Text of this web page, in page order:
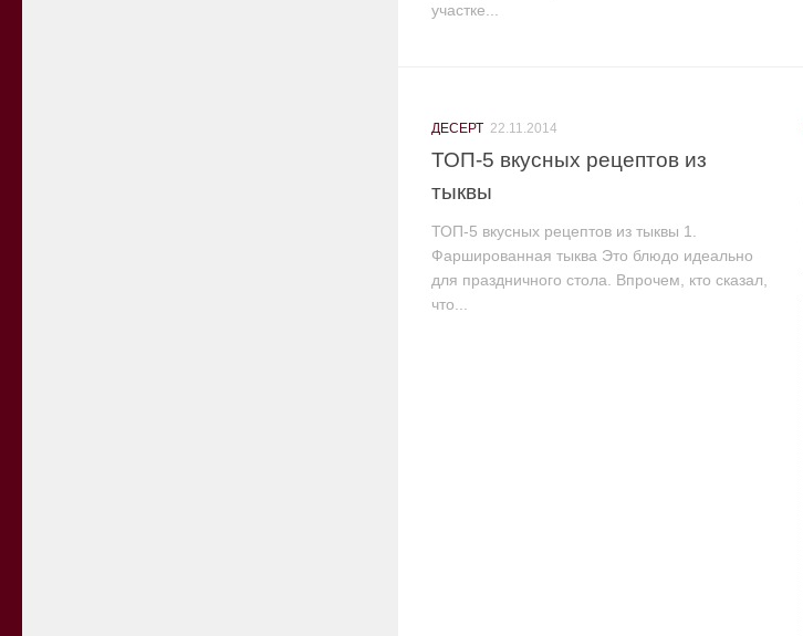
участке...
ДЕСЕРТ 22.11.2014
ТОП-5 вкусных рецептов из
тыквы
ТОП-5 вкусных рецептов из тыквы 1.
Фаршированная тыква Это блюдо идеально
для праздничного стола. Впрочем, кто сказал,
что...